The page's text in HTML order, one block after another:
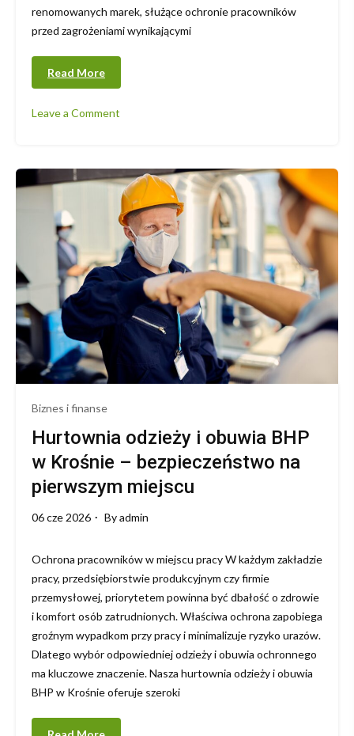
renomowanych marek, służące ochronie pracowników
przed zagrożeniami wynikającymi
Read More
Leave a Comment
Ochronna
Krośnie
Bezpieczeństwo
Pierwszym
Miejscu
Biznes i finanse
Hurtownia odzieży i obuwia BHP
w Krośnie – bezpieczeństwo na
pierwszym miejscu
06 cze 2026 Byadmin
Ochrona pracowników w miejscu pracy W każdym zakładzie
pracy, przedsiębiorstwie produkcyjnym czy firmie
przemysłowej, priorytetem powinna być dbałość o zdrowie
i komfort osób zatrudnionych. Właściwa ochrona zapobiega
groźnym wypadkom przy pracy i minimalizuje ryzyko urazów.
Dlatego wybór odpowiedniej odzieży i obuwia ochronnego
ma kluczowe znaczenie. Nasza hurtownia odzieży i obuwia
BHP w Krośnie oferuje szeroki